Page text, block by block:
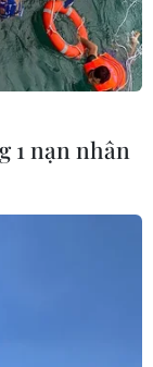
doping
1 nạn nhân